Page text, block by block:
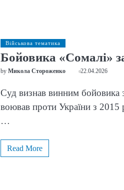
Військова тематика
Бойовика «Сомалі»
by Микола Стороженко 22.04.2026
Суд визнав винним бойовика
воював проти України з 2015
…
Read More